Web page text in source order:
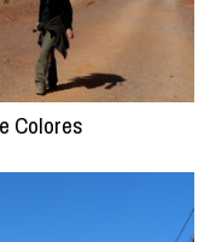
Colores